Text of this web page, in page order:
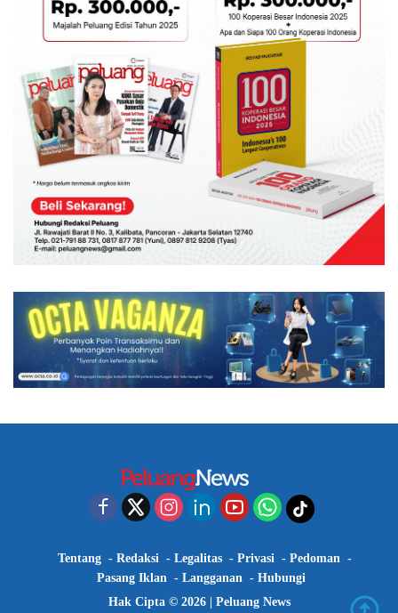
Tentang Redaksi Legalitas Privasi
Pedoman
Pasang Iklan
Langganan
Hubungi
Hak Cipta © 2026 | Peluang News